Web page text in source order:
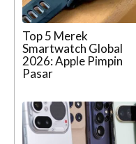
Top 5 Merek
Smartwatch Global
2026: Apple Pimpin
Pasar